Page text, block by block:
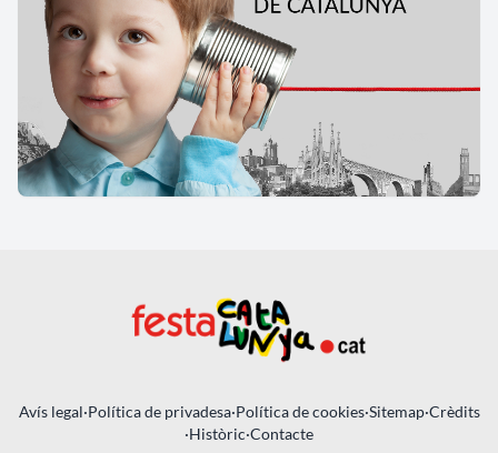
Avís legal·Política de privadesa·Política de cookies·Sitemap·Crèdits
·Històric·Contacte